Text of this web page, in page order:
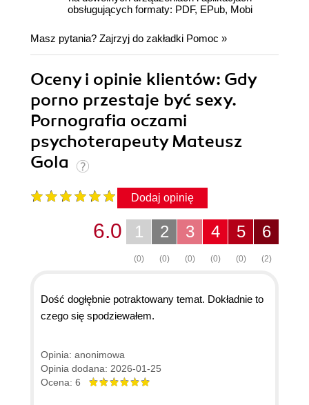
obsługujących formaty: PDF, EPub, Mobi
Masz pytania? Zajrzyj do zakładki Pomoc »
Oceny i opinie klientów: Gdy
porno przestaje być sexy.
Pornografia oczami
psychoterapeuty Mateusz
Gola
Dodaj opinię
6
(2)
5
(0)
4
(0)
3
(0)
2
(0)
1
(0)
6.0
Dość dogłębnie potraktowany temat. Dokładnie to
czego się spodziewałem.
Opinia: anonimowa
Opinia dodana: 2026-01-25
Ocena: 6